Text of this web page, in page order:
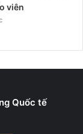
viên
Quốc tế